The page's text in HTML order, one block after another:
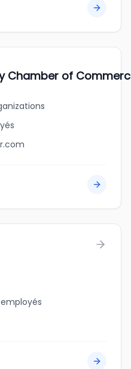
Chamber of
employés